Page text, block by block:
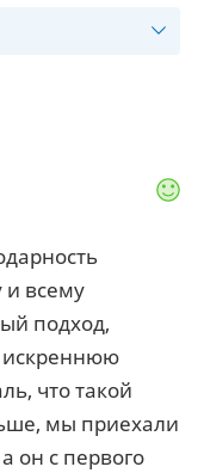
всему
подход,
искреннюю
что такой
мы приехали
он с первого